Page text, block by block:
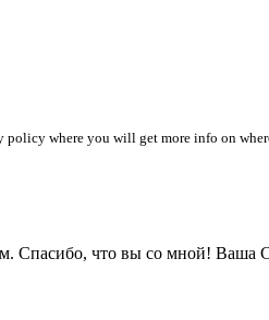
where you will get more info on
Спасибо, что вы со мной! Ваша